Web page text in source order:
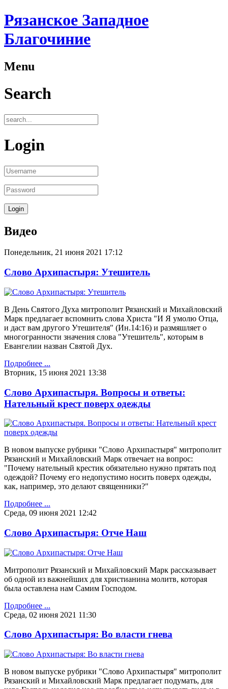
Рязанское Западное
Благочиние
Menu
Search
Login
Видео
Понедельник, 21 июня 2021 17:12
Слово Архипастыря: Утешитель
В День Святого Духа митрополит Рязанский и Михайловский
Марк предлагает вспомнить слова Христа "И Я умолю Отца,
и даст вам другого Утешителя" (Ин.14:16) и размяшляет о
многогранности значения слова "Утешитель", которым в
Евангелии назван Святой Дух.
Подробнее ...
Вторник, 15 июня 2021 13:38
Слово Архипастыря. Вопросы и ответы:
Нательный крест поверх одежды
В новом выпуске рубрики "Слово Архипастыря" митрополит
Рязанский и Михайловский Марк отвечает на вопрос:
"Почему нательный крестик обязательно нужно прятать под
одеждой? Почему его недопустимо носить поверх одежды,
как, например, это делают священники?"
Подробнее ...
Среда, 09 июня 2021 12:42
Слово Архипастыря: Отче Наш
Митрополит Рязанский и Михайловский Марк рассказывает
об одной из важнейших для христианина молитв, которая
была оставлена нам Самим Господом.
Подробнее ...
Среда, 02 июня 2021 11:30
Слово Архипастыря: Во власти гнева
В новом выпуске рубрики "Слово Архипастыря" митрополит
Рязанский и Михайловский Марк предлагает подумать, для